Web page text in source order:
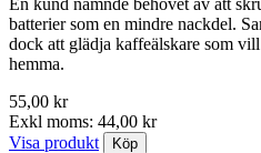
batterier som en mindre nackdel.
dock att glädja kaffeälskare som
hemma.
55,00 kr
Exkl moms: 44,00 kr
Visa produkt
Köp